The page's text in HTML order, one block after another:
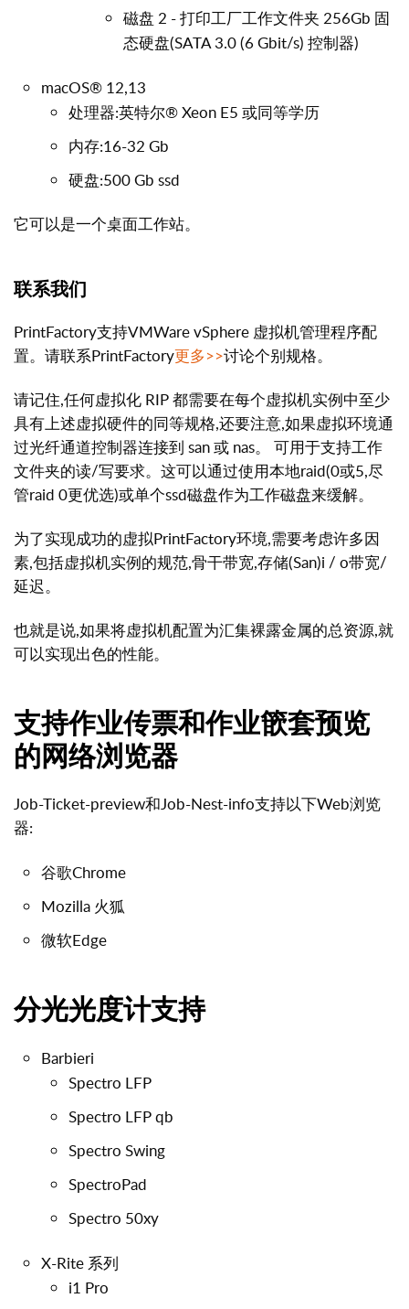
磁盘 2 - 打印工厂工作文件夹 256Gb 固
态硬盘(SATA 3.0 (6 Gbit/s) 控制器)
macOS® 12,13
处理器:英特尔® Xeon E5 或同等学历
内存:16-32 Gb
硬盘:500 Gb ssd
它可以是一个桌面工作站。
联系我们
PrintFactory支持VMWare vSphere 虚拟机管理程序配
置。请联系PrintFactory更多>>讨论个别规格。
请记住,任何虚拟化 RIP 都需要在每个虚拟机实例中至少
具有上述虚拟硬件的同等规格,还要注意,如果虚拟环境通
过光纤通道控制器连接到 san 或 nas。 可用于支持工作
文件夹的读/写要求。这可以通过使用本地raid(0或5,尽
管raid 0更优选)或单个ssd磁盘作为工作磁盘来缓解。
为了实现成功的虚拟PrintFactory环境,需要考虑许多因
素,包括虚拟机实例的规范,骨干带宽,存储(San)i / o带宽/
延迟。
也就是说,如果将虚拟机配置为汇集裸露金属的总资源,就
可以实现出色的性能。
支持作业传票和作业篏套预览
的网络浏览器
Job-Ticket-preview和Job-Nest-info支持以下Web浏览
器:
谷歌Chrome
Mozilla 火狐
微软Edge
分光光度计支持
Barbieri
Spectro LFP
Spectro LFP qb
Spectro Swing
SpectroPad
Spectro 50xy
X-Rite 系列
i1 Pro